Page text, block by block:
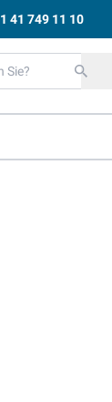
41 749 11 10